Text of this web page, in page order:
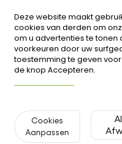
Bezorging
Privacybeleid
Klanten
Deze website maakt
cookies van derden om
om u advertenties te
voorkeuren door uw
toestemming te geven
de knop Accepteren.
Cookies
Aanpassen